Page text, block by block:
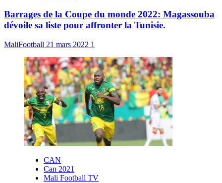
Barrages de la Coupe du monde 2022: Magassouba
dévoile sa liste pour affronter la Tunisie.
MaliFootball 21 mars 2022 1
CAN
Can 2021
Mali Football TV